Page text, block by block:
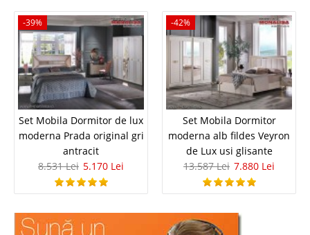
-39%
Set Mobila Dormitor de lux
moderna Prada original gri
antracit
8.531 Lei 5.170 Lei
-42%
Set Mobila Dormitor
moderna alb fildes Veyron
de Lux usi glisante
13.587 Lei 7.880 Lei